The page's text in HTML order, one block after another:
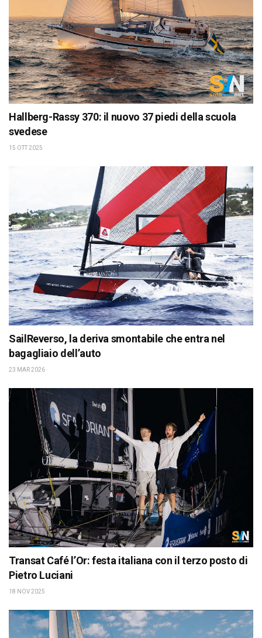
Hallberg-Rassy 370: il nuovo 37 piedi della scuola
svedese
15 OTT 2025
SailReverso, la deriva smontabile che entra nel
bagagliaio dell’auto
23 MAR 2026
Transat Café l’Or: festa italiana con il terzo posto di
Pietro Luciani
18 NOV 2025